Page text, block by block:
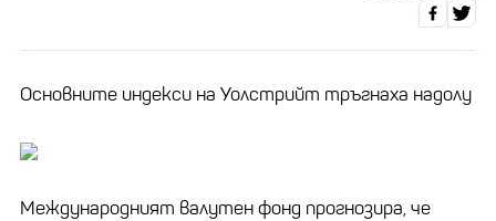
Основните индекси на Уолстрийт тръгнаха надолу
Международният валутен фонд прогнозира, че